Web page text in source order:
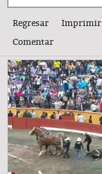
Regresar
Imprimir
Comentar